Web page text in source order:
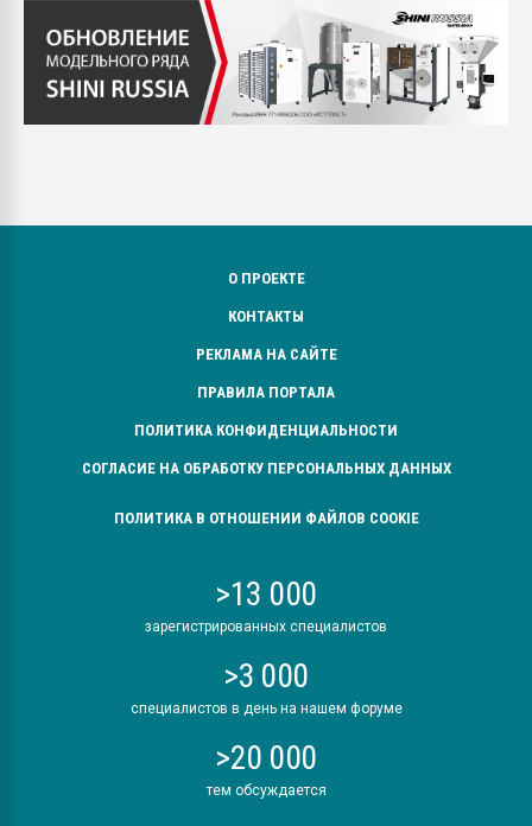
О ПРОЕКТЕ
КОНТАКТЫ
РЕКЛАМА НА САЙТЕ
ПРАВИЛА ПОРТАЛА
ПОЛИТИКА КОНФИДЕНЦИАЛЬНОСТИ
СОГЛАСИЕ НА ОБРАБОТКУ ПЕРСОНАЛЬНЫХ ДАННЫХ
ПОЛИТИКА В ОТНОШЕНИИ ФАЙЛОВ COOKIE
>13 000
зарегистрированных специалистов
>3 000
специалистов в день на нашем форуме
>20 000
тем обсуждается